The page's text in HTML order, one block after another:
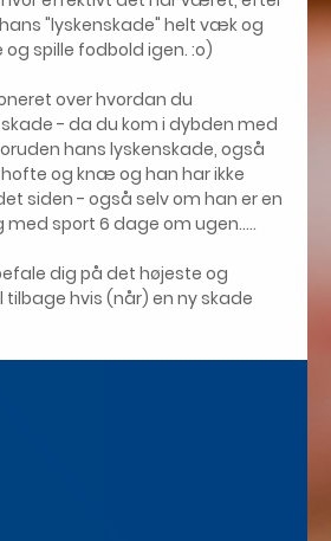
"lyskenskade" helt væk og
spille fodbold igen. :o)
over hvordan du
- da du kom i dybden med
hans lyskenskade, også
og knæ og han har ikke
siden - også selv om han er en
sport 6 dage om ugen.....
dig på det højeste og
hvis (når) en ny skade